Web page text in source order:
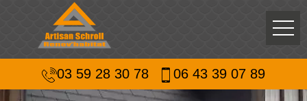
03 59 28 30 78 06 43 39 07 89